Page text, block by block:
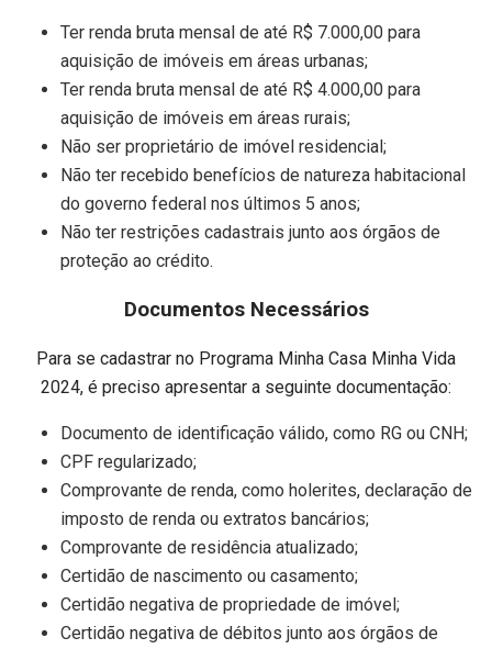
Ter renda bruta mensal de até R$ 7.000,00 para
aquisição de imóveis em áreas urbanas;
Ter renda bruta mensal de até R$ 4.000,00 para
aquisição de imóveis em áreas rurais;
Não ser proprietário de imóvel residencial;
Não ter recebido benefícios de natureza habitacional
do governo federal nos últimos 5 anos;
Não ter restrições cadastrais junto aos órgãos de
proteção ao crédito.
Documentos Necessários
Para se cadastrar no Programa Minha Casa Minha Vida
2024, é preciso apresentar a seguinte documentação:
Documento de identificação válido, como RG ou CNH;
CPF regularizado;
Comprovante de renda, como holerites, declaração de
imposto de renda ou extratos bancários;
Comprovante de residência atualizado;
Certidão de nascimento ou casamento;
Certidão negativa de propriedade de imóvel;
Certidão negativa de débitos junto aos órgãos de